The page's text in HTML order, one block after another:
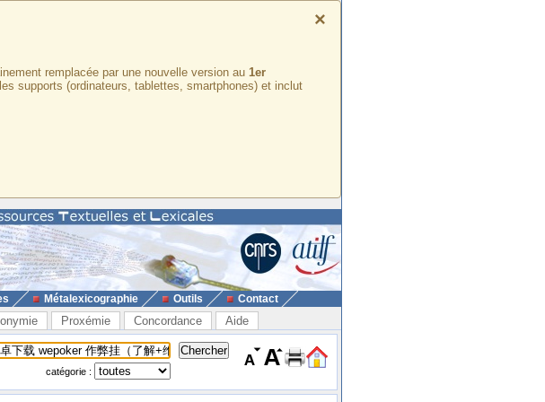
×
remplacée par une nouvelle version au 1er
supports (ordinateurs, tablettes, smartphones) et inclut
Métalexicographie Outils Contact
Proxémie Concordance Aide
catégorie :